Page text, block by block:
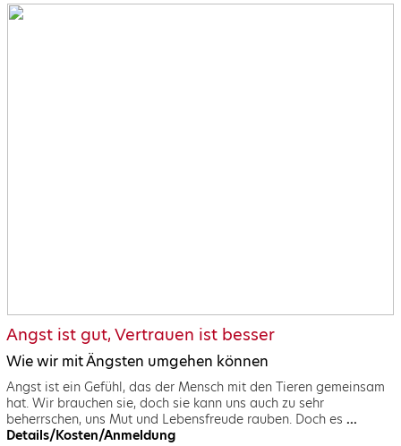
Angst ist gut, Vertrauen ist besser
Wie wir mit Ängsten umgehen können
Angst ist ein Gefühl, das der Mensch mit den Tieren gemeinsam
hat. Wir brauchen sie, doch sie kann uns auch zu sehr
beherrschen, uns Mut und Lebensfreude rauben. Doch es ...
Details/Kosten/Anmeldung